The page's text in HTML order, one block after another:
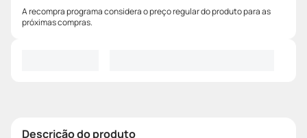
A recompra programa considera o preço regular do produto para as
próximas compras.
Descrição do produto